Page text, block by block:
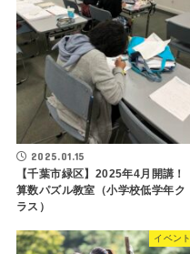
2025.01.15
【千葉市緑区】2025年4月開講！
算数パズル教室（小学校低学年ク
ラス）
イベント